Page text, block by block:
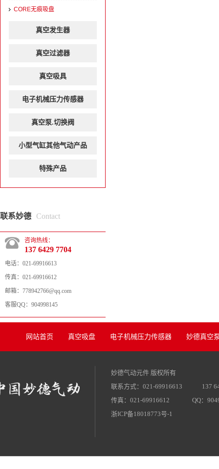
CORE无痕吸盘
真空发生器
真空过滤器
真空吸具
电子机械压力传感器
真空泵.切换阀
小型气缸其他气动产品
特殊产品
联系妙德 Contact
咨询热线：
137 6429 7704
电话： 021-69916613
传真： 021-69916612
邮箱： 778942766@qq.com
客服QQ： 904998145
网站首页 真空吸盘 电子机械压力传感器 妙德真空
妙德气动元件 版权所有
联系方式：021-69916613
137
传真：021-69916612
QQ：
浙ICP备18018773号-1